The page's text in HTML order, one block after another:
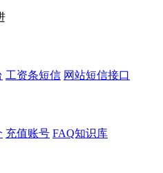
工资条短信 网站短信接口
充值账号 FAQ知识库